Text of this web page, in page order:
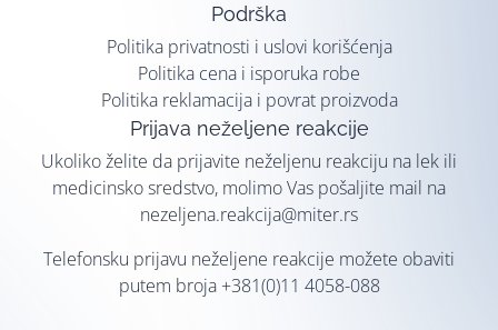
Podrška
Politika privatnosti i uslovi korišćenja
Politika cena i isporuka robe
Politika reklamacija i povrat proizvoda
Prijava neželjene reakcije
Ukoliko želite da prijavite neželjenu reakciju na lek ili
medicinsko sredstvo, molimo Vas pošaljite mail na
nezeljena.reakcija@miter.rs
Telefonsku prijavu neželjene reakcije možete obaviti
putem broja +381(0)11 4058-088